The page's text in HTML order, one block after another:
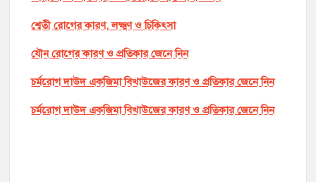
শ্বেতী রোগের কারণ, লক্ষ্মণ ও চিকিৎসা
যৌন রোগের কারণ ও প্রতিকার জেনে নিন
চর্মরোগ দাউদ একজিমা বিখাউজের কারণ ও প্রতিকার জেনে নিন
চর্মরোগ দাউদ একজিমা বিখাউজের কারণ ও প্রতিকার জেনে নিন